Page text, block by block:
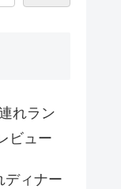
れラン
ビュー
ディナー